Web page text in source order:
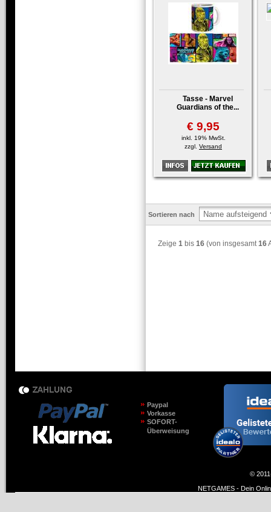
Tasse - Marvel
Guardians of the...
€ 9,95
inkl. 19% MwSt.
zzgl. Versand
Sortieren nach
Zeige 1 bis 16 (von insgesamt16
Paypal
Vorkasse
SOFORT-
Überweisung
©
NETGAMES - Dein